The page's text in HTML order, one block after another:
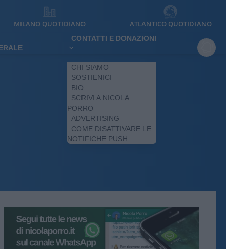
MILANO QUOTIDIANO ATLANTICO QUOTIDIANO
CONTATTI E DONAZIONI
CHI SIAMO
SOSTIENICI
BIO
SCRIVI A NICOLA
PORRO
ADVERTISING
COME DISATTIVARE LE
NOTIFICHE PUSH